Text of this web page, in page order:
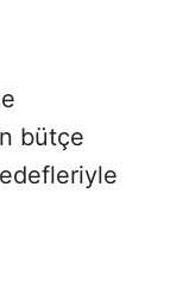
bütçe